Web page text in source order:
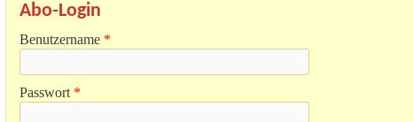
Abo-Login
Benutzername *
Passwort *